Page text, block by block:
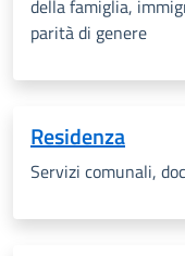
della famiglia,
parità di genere
Residenza
Servizi comunali,